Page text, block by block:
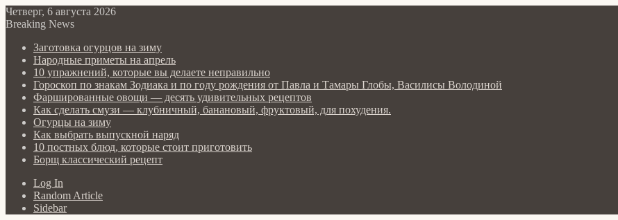
Четверг, 6 августа 2026
Breaking News
Заготовка огурцов на зиму
Народные приметы на апрель
10 упражнений, которые вы делаете неправильно
Гороскоп по знакам Зодиака и по году рождения от Павла и Тамары Глобы, Василисы Володиной
Фаршированные овощи — десять удивительных рецептов
Как сделать cмузи — клубничный, банановый, фруктовый, для похудения.
Огурцы на зиму
Как выбрать выпускной наряд
10 постных блюд, которые стоит приготовить
Борщ классический рецепт
Log In
Random Article
Sidebar